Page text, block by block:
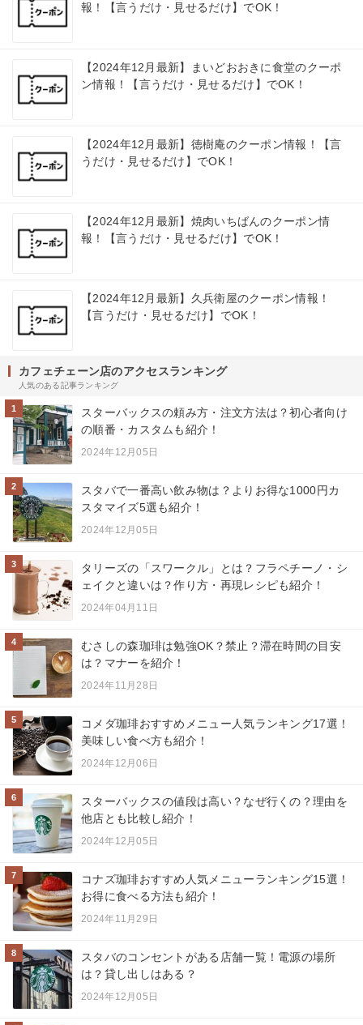
報！【言うだけ・見せるだけ】でOK！
【2024年12月最新】まいどおおきに食堂のクーポ
ン情報！【言うだけ・見せるだけ】でOK！
【2024年12月最新】徳樹庵のクーポン情報！【言
うだけ・見せるだけ】でOK！
【2024年12月最新】焼肉いちばんのクーポン情
報！【言うだけ・見せるだけ】でOK！
【2024年12月最新】久兵衛屋のクーポン情報！
【言うだけ・見せるだけ】でOK！
カフェチェーン店のアクセスランキング
人気のある記事ランキング
1
スターバックスの頼み方・注文方法は？初心者向け
の順番・カスタムも紹介！
2024年12月05日
2
スタバで一番高い飲み物は？よりお得な1000円カ
スタマイズ5選も紹介！
2024年12月05日
3
タリーズの「スワークル」とは？フラペチーノ・シ
ェイクと違いは？作り方・再現レシピも紹介！
2024年04月11日
4
むさしの森珈琲は勉強OK？禁止？滞在時間の目安
は？マナーを紹介！
2024年11月28日
5
コメダ珈琲おすすめメニュー人気ランキング17選！
美味しい食べ方も紹介！
2024年12月06日
6
スターバックスの値段は高い？なぜ行くの？理由を
他店とも比較し紹介！
2024年12月05日
7
コナズ珈琲おすすめ人気メニューランキング15選！
お得に食べる方法も紹介！
2024年11月29日
8
スタバのコンセントがある店舗一覧！電源の場所
は？貸し出しはある？
2024年12月05日